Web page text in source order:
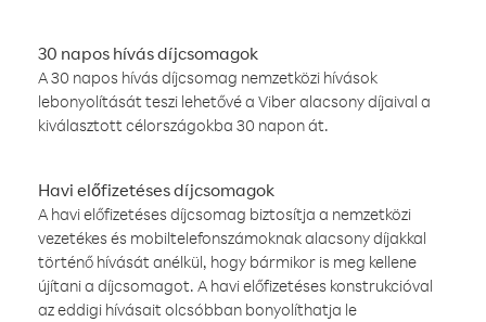
30 napos hívás díjcsomagok
A 30 napos hívás díjcsomag nemzetközi hívások
lebonyolítását teszi lehetővé a Viber alacsony díjaival a
kiválasztott célországokba 30 napon át.
Havi előfizetéses díjcsomagok
A havi előfizetéses díjcsomag biztosítja a nemzetközi
vezetékes és mobiltelefonszámoknak alacsony díjakkal
történő hívását anélkül, hogy bármikor is meg kellene
újítani a díjcsomagot. A havi előfizetéses konstrukcióval
az eddigi hívásait olcsóbban bonyolíthatja le